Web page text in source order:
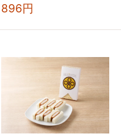
販
価
896円